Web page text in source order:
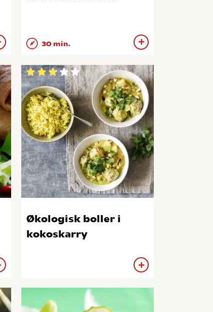
30 min.
Økologisk boller i
kokoskarry